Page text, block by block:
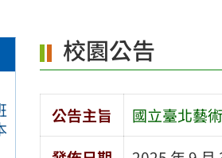
校園公告
公告主旨
國立臺北藝